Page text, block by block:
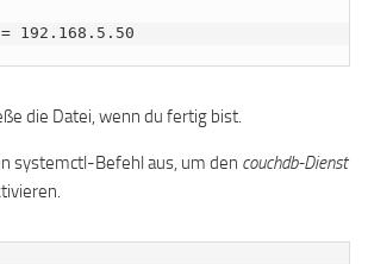
192.168.5.50
die Datei, wenn du fertig bist.
systemctl-Befehl aus, um den couchdb-Dienst